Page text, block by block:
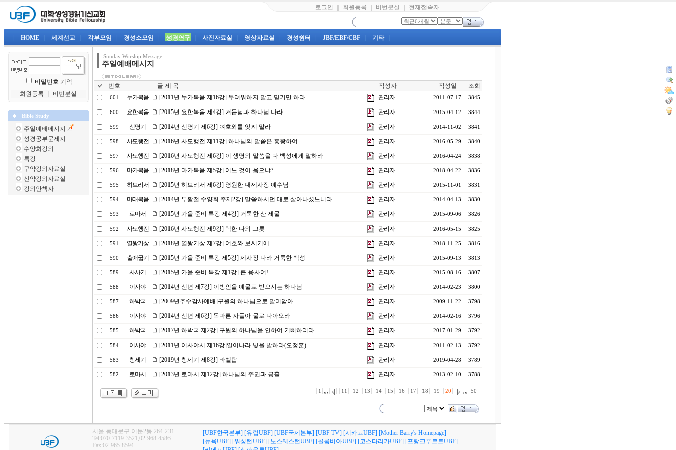
로그인 회원등록 비번분실 현재접속자
HOME 세계선교 각부모임 경성소모임 성경연구 사진자료실 영상자료실 경성쉼터 JBF/EBF/CBF 기타
비밀번호 기억
회원등록
비번분실
Bible Study
주일예배메시지
성경공부문제지
수양회강의
특강
구약강의자료실
신약강의자료실
강의안책자
Sunday Worship Message
주일예배메시지
번호 글 제 목 작성자 작성일 조회
601 누가복음 [2011년 누가복음 제16강] 두려워하지 말고 믿기만 하라 관리자 2011-07-17 3845
600 요한복음 [2015년 요한복음 제4강] 거듭남과 하나님 나라 관리자 2015-04-12 3844
599 신명기 [2014년 신명기 제6강] 여호와를 잊지 말라 관리자 2014-11-02 3841
598 사도행전 [2016년 사도행전 제11강] 하나님의 말씀은 흥왕하여 관리자 2016-05-29 3840
597 사도행전 [2016년 사도행전 제6강] 이 생명의 말씀을 다 백성에게 말하라 관리자 2016-04-24 3838
596 마가복음 [2018년 마가복음 제5강] 어느 것이 옳으냐? 관리자 2018-04-22 3836
595 히브리서 [2015년 히브리서 제6강] 영원한 대제사장 예수님 관리자 2015-11-01 3831
594 마태복음 [2014년 부활절 수양회 주제2강] 말씀하시던 대로 살아나셨느니라.. 관리자 2014-04-13 3830
593 로마서 [2015년 가을 준비 특강 제4강] 거룩한 산 제물 관리자 2015-09-06 3826
592 사도행전 [2016년 사도행전 제9강] 택한 나의 그릇 관리자 2016-05-15 3825
591 열왕기상 [2018년 열왕기상 제7강] 여호와 보시기에 관리자 2018-11-25 3816
590 출애굽기 [2015년 가을 준비 특강 제5강] 제사장 나라 거룩한 백성 관리자 2015-09-13 3813
589 사사기 [2015년 가을 준비 특강 제1강] 큰 용사여! 관리자 2015-08-16 3807
588 이사야 [2014년 신년 제7강] 이방인을 예물로 받으시는 하나님 관리자 2014-02-23 3800
587 하박국 [2009년추수감사예배]구원의 하나님으로 말미암아 관리자 2009-11-22 3798
586 이사야 [2014년 신년 제6강] 목마른 자들아 물로 나아오라 관리자 2014-02-16 3796
585 하박국 [2017년 하박국 제2강] 구원의 하나님을 인하여 기뻐하리라 관리자 2017-01-29 3792
584 이사야 [2011년 이사야서 제16강]일어나라 빛을 발하라(오정훈) 관리자 2011-02-13 3792
583 창세기 [2019년 창세기 제8강] 바벨탑 관리자 2019-04-28 3789
582 로마서 [2013년 로마서 제12강] 하나님의 주권과 긍휼 관리자 2013-02-10 3788
1 ,,, 11 12 13 14 15 16 17 18 19 20 ,,, 50
서울 동대문구 이문2동 264-231
Tel:070-7119-3521,02-968-4586
Fax:02-965-8594
[UBF한국본부] [유럽UBF] [UBF국제본부] [UBF TV] [시카고UBF] [Mother Barry's Homepage]
[뉴욕UBF] [워싱턴UBF] [노스웨스턴UBF] [콜롬비아UBF] [코스타리카UBF] [프랑크푸르트UBF]